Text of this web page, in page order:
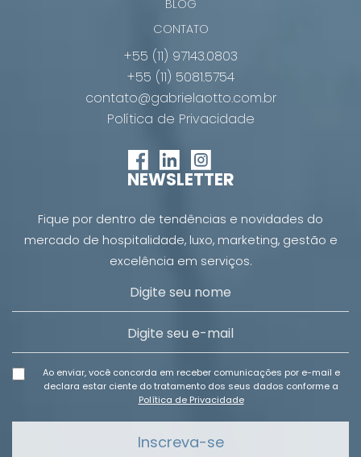
BLOG
CONTATO
+55 (11) 97143.0803
+55 (11) 5081.5754
contato@gabrielaotto.com.br
Política de Privacidade
NEWSLETTER
Fique por dentro de tendências e novidades do
mercado de hospitalidade, luxo, marketing, gestão e
excelência em serviços.
Ao enviar, você concorda em receber comunicações por e-mail e
declara estar ciente do tratamento dos seus dados conforme a
Política de Privacidade
Inscreva-se